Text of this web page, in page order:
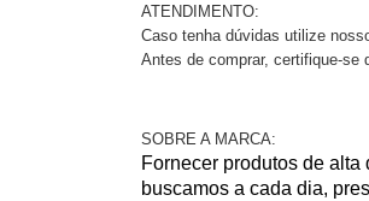
ATENDIMENTO:
Caso tenha dúvidas utilize
Antes de comprar, certifique-se
SOBRE A MARCA:
Fornecer produtos de
buscamos a cada dia,